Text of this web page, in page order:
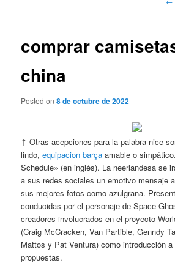
comprar
china
Posted on8 de octubre de 2022
↑ Otras acepciones para la palabra nice
lindo,equipacion barça amable o
Schedule» (en inglés). La neerlandesa se
a sus redes sociales un emotivo mensaje
sus mejores fotos como azulgrana.
conducidas por el personaje de Space
creadores involucrados en el proyecto
(Craig McCracken, Van Partible, Genndy
Mattos y Pat Ventura) como introducción
propuestas.